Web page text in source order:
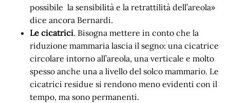
possibile la sensibilità e la retrattilità dell’areola»
dice ancora Bernardi.
Le cicatrici. Bisogna mettere in conto che la
riduzione mammaria lascia il segno: una cicatrice
circolare intorno all’areola, una verticale e molto
spesso anche una a livello del solco mammario. Le
cicatrici residue si rendono meno evidenti con il
tempo, ma sono permanenti.